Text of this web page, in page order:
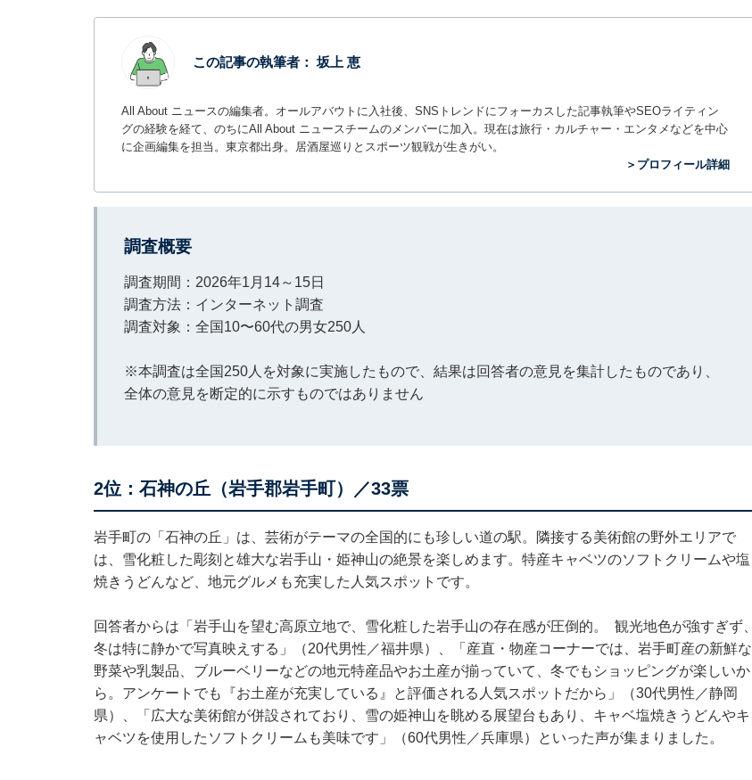
この記事の執筆者： 坂上 恵
All About ニュースの編集者。オールアバウトに入社後、SNSトレンドにフォーカスした記事執筆やSEOライティン
グの経験を経て、のちにAll About ニュースチームのメンバーに加入。現在は旅行・カルチャー・エンタメなどを中心
に企画編集を担当。東京都出身。居酒屋巡りとスポーツ観戦が生きがい。
＞プロフィール詳細
調査概要
調査期間：2026年1月14～15日
調査方法：インターネット調査
調査対象：全国10〜60代の男女250人
※本調査は全国250人を対象に実施したもので、結果は回答者の意見を集計したものであり、
全体の意見を断定的に示すものではありません
2位：石神の丘（岩手郡岩手町）／33票
岩手町の「石神の丘」は、芸術がテーマの全国的にも珍しい道の駅。隣接する美術館の野外エリアで
は、雪化粧した彫刻と雄大な岩手山・姫神山の絶景を楽しめます。特産キャベツのソフトクリームや塩
焼きうどんなど、地元グルメも充実した人気スポットです。
回答者からは「岩手山を望む高原立地で、雪化粧した岩手山の存在感が圧倒的。 観光地色が強すぎず、
冬は特に静かで写真映えする」（20代男性／福井県）、「産直・物産コーナーでは、岩手町産の新鮮な
野菜や乳製品、ブルーベリーなどの地元特産品やお土産が揃っていて、冬でもショッピングが楽しいか
ら。アンケートでも『お土産が充実している』と評価される人気スポットだから」（30代男性／静岡
県）、「広大な美術館が併設されており、雪の姫神山を眺める展望台もあり、キャベ塩焼きうどんやキ
ャベツを使用したソフトクリームも美味です」（60代男性／兵庫県）といった声が集まりました。